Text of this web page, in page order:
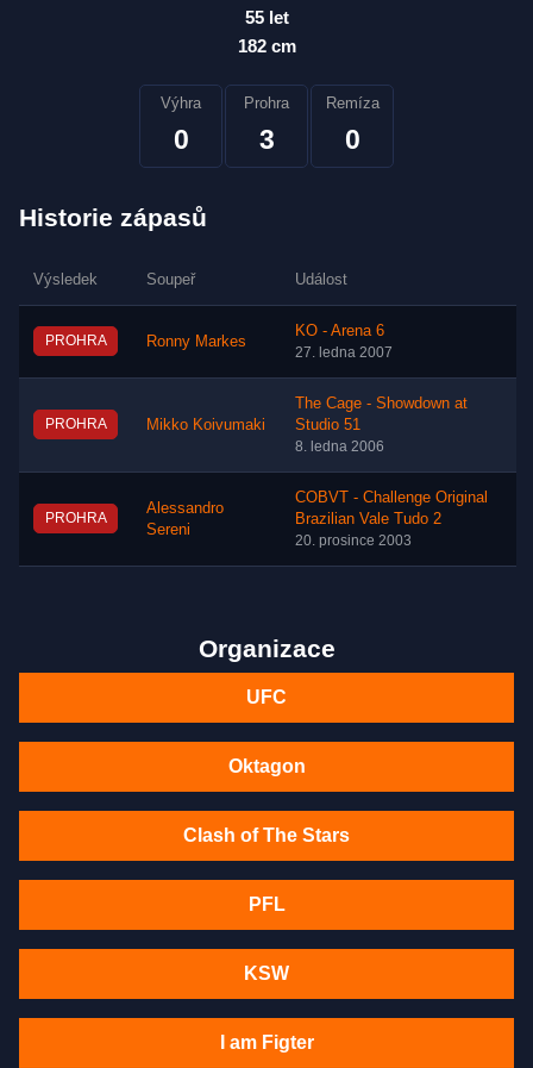
55 let
182 cm
Výhra
0
Prohra
3
Remíza
0
Historie zápasů
Výsledek Soupeř Událost
PROHRA Ronny Markes
KO - Arena 6
27. ledna 2007
PROHRA Mikko Koivumaki
The Cage - Showdown at
Studio 51
8. ledna 2006
PROHRA
Alessandro
Sereni
COBVT - Challenge Original
Brazilian Vale Tudo 2
20. prosince 2003
Organizace
UFC
Oktagon
Clash of The Stars
PFL
KSW
I am Figter